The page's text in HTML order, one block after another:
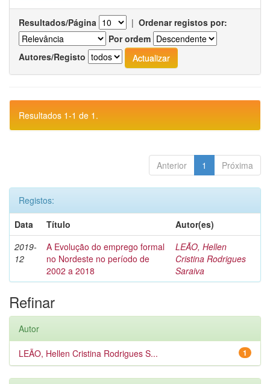
Resultados/Página | Ordenar registos por:
Por ordem
Autores/Registo
Resultados 1-1 de 1.
Anterior 1 Próxima
Registos:
Data
Título
Autor(es)
2019-
12
A Evolução do emprego formal
no Nordeste no período de
2002 a 2018
LEÃO, Hellen
Cristina Rodrigues
Saraiva
Refinar
Autor
1
LEÃO, Hellen Cristina Rodrigues S...